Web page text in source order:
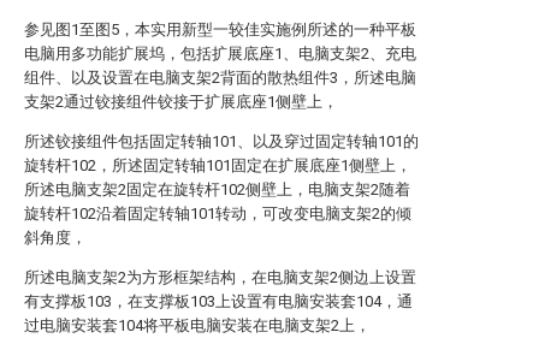
参见图1至图5，本实用新型一较佳实施例所述的一种平板
电脑用多功能扩展坞，包括扩展底座1、电脑支架2、充电
组件、以及设置在电脑支架2背面的散热组件3，所述电脑
支架2通过铰接组件铰接于扩展底座1侧壁上，
所述铰接组件包括固定转轴101、以及穿过固定转轴101的
旋转杆102，所述固定转轴101固定在扩展底座1侧壁上，
所述电脑支架2固定在旋转杆102侧壁上，电脑支架2随着
旋转杆102沿着固定转轴101转动，可改变电脑支架2的倾
斜角度，
所述电脑支架2为方形框架结构，在电脑支架2侧边上设置
有支撑板103，在支撑板103上设置有电脑安装套104，通
过电脑安装套104将平板电脑安装在电脑支架2上，